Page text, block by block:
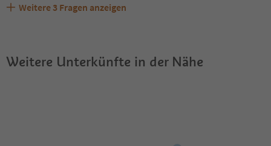
Sind Haustiere in der Unterkunft Hotel Sonnalp erlaubt?
Welche Services bietet Hotel Sonnalp?
Erhalten die Gäste von Hotel Sonnalp einen Südtirol
Weitere 3 Fragen anzeigen
Weitere Unterkünfte in der Nähe